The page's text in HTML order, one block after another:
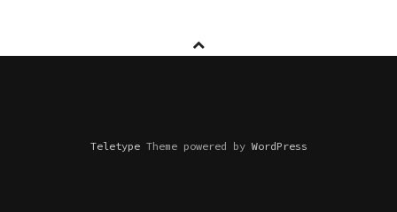
TeletypeTheme powered byWordPress